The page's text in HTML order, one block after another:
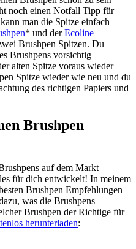
noch einen Notfall Tipp für
man die Spitze einfach
* und derEcoline
Brushpen Spitzen. Du
Brushpens vorsichtig
alten Spitze voraus wieder
Spitze wieder wie neu und du
des richtigen Papiers und
Brushpen
auf dem Markt
für dich entwickelt! In meinem
Brushpen Empfehlungen
was die Brushpens
Brushpen der Richtige für
herunterladen: